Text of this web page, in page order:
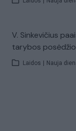
V. Sinkevičius
tarybos
Laidos Nauja